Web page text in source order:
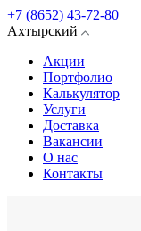
+7 (8652) 43-72-80
Ахтырский
Акции
Портфолио
Калькулятор
Услуги
Доставка
Вакансии
О нас
Контакты